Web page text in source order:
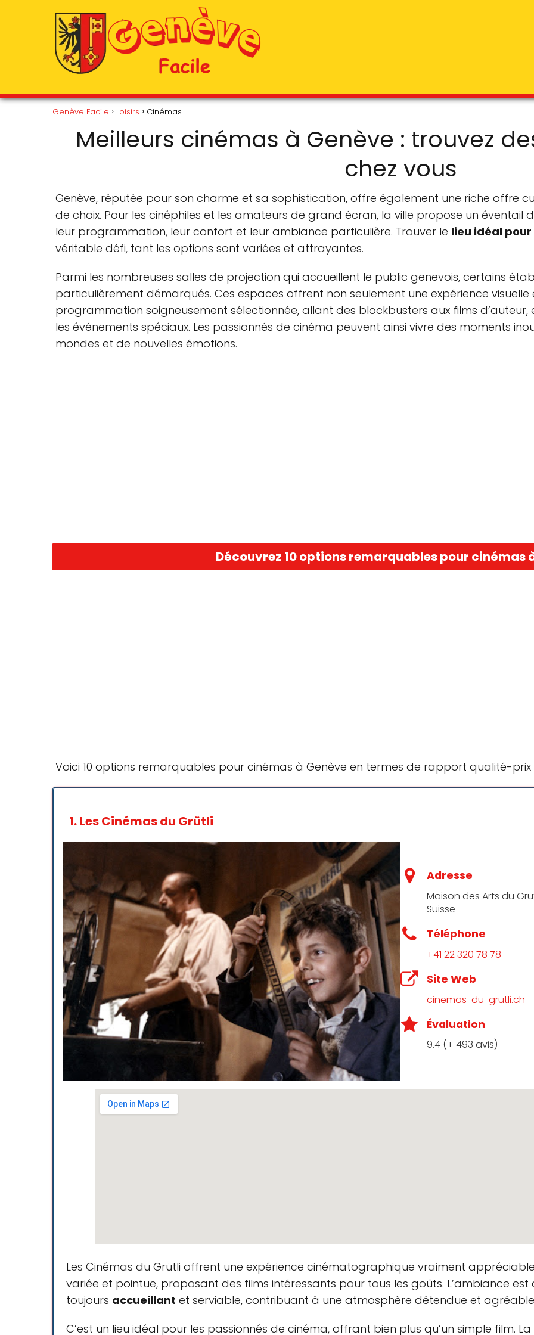
Genève Facile Loisirs Cinémas
Meilleurs cinémas à Genève : trouvez
chez vous
Genève, réputée pour son charme et sa sophistication, offre également une riche offre
de choix. Pour les cinéphiles et les amateurs de grand écran, la ville propose un éventail
leur programmation, leur confort et leur ambiance particulière. Trouver le lieu idéal
véritable défi, tant les options sont variées et attrayantes.
Parmi les nombreuses salles de projection qui accueillent le public genevois, certains
particulièrement démarqués. Ces espaces offrent non seulement une expérience visuelle
programmation soigneusement sélectionnée, allant des blockbusters aux films
les événements spéciaux. Les passionnés de cinéma peuvent ainsi vivre des moments
mondes et de nouvelles émotions.
Découvrez 10 options remarquables pour cinémas
Voici 10 options remarquables pour cinémas à Genève en termes de rapport qualité-prix
1.Les Cinémas du Grütli
Adresse
Maison des Arts du
Suisse
Téléphone
+41 22 320 78 78
Site Web
cinemas-du-grutli.ch
Évaluation
9.4 (+ 493 avis)
Les Cinémas du Grütli offrent une expérience cinématographique vraiment
variée et pointue, proposant des films intéressants pour tous les goûts. L’ambiance
toujours accueillant et serviable, contribuant à une atmosphère détendue et
C’est un lieu idéal pour les passionnés de cinéma, offrant bien plus qu’un simple film.